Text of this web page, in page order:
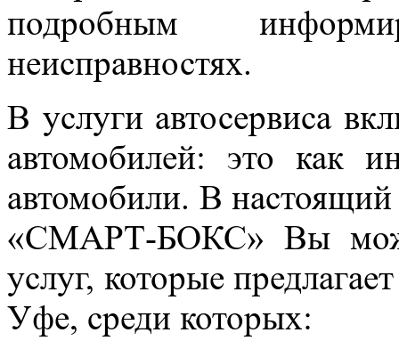
подробным
неисправностях.
В услуги автосервиса
автомобилей: это как
автомобили. В
«СМАРТ-БОКС» Вы
услуг, которые
Уфе, среди которых: